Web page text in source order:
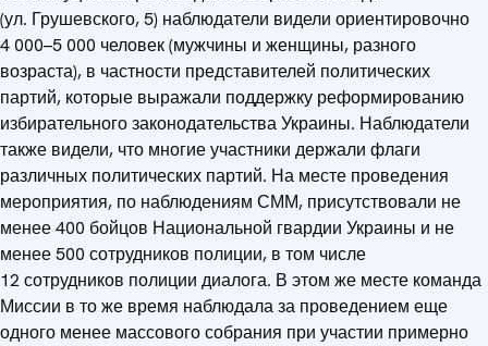
(ул. Грушевского, 5) наблюдатели видели ориентировочно
4 000–5 000 человек (мужчины и женщины, разного
возраста), в частности представителей политических
партий, которые выражали поддержку реформированию
избирательного законодательства Украины. Наблюдатели
также видели, что многие участники держали флаги
различных политических партий. На месте проведения
мероприятия, по наблюдениям СММ, присутствовали не
менее 400 бойцов Национальной гвардии Украины и не
менее 500 сотрудников полиции, в том числе
12 сотрудников полиции диалога. В этом же месте команда
Миссии в то же время наблюдала за проведением еще
одного менее массового собрания при участии примерно